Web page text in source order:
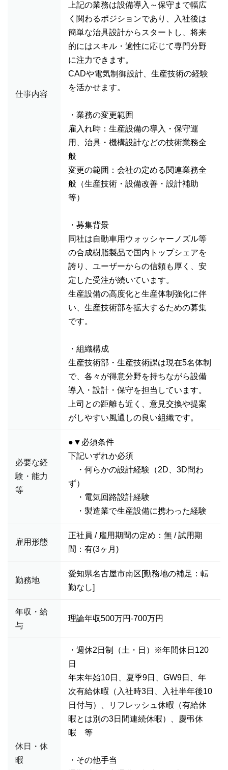
仕事内容
上記の業務は設備導入～保守まで幅広
く関わるポジションであり、入社後は
簡単な治具設計からスタートし、将来
的にはスキル・適性に応じて専門分野
に注力できます。
CADや電気制御設計、生産技術の経験
を活かせます。
・業務の変更範囲
雇入れ時：生産設備の導入・保守運
用、治具・機構設計などの技術業務全
般
変更の範囲：会社の定める関連業務全
般（生産技術・設備改善・設計補助
等）
・募集背景
同社は自動車用ウォッシャーノズル等
の合成樹脂製品で国内トップシェアを
誇り、ユーザーからの信頼も厚く、安
定した受注が続いています。
生産設備の高度化と生産体制強化に伴
い、生産技術部を拡大するための募集
です。
・組織構成
生産技術部・生産技術課は現在5名体制
で、各々が得意分野を持ちながら設備
導入・設計・保守を担当しています。
上司との距離も近く、意見交換や提案
がしやすい風通しの良い組織です。
必要な経
験・能力
等
●▼必須条件
下記いずれか必須
・何らかの設計経験（2D、3D問わ
ず）
・電気回路設計経験
・製造業で生産設備に携わった経験
雇用形態
正社員 / 雇用期間の定め：無 / 試用期
間：有(3ヶ月)
勤務地
愛知県名古屋市南区[勤務地の補足：転
勤なし]
年収・給
与
理論年収500万円-700万円
休日・休
暇
・週休2日制（土・日）※年間休日120
日
年末年始10日、夏季9日、GW9日、年
次有給休暇（入社時3日、入社半年後10
日付与）、リフレッシュ休暇（有給休
暇とは別の3日間連続休暇）、慶弔休
暇 等
・その他手当